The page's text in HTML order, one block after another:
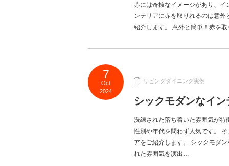
赤には奇抜なイメージがあり、イ
ンテリアに赤を取りれるのは意
紹介します。 意外と簡単！赤を
7
Oct
2024
リビングダイニング実例
シックモダンなイ
洗練された落ち着いた雰囲気が特
性別や年代を問わず人気です。
アをご紹介します。 シックモダ
れた雰囲気を演出…